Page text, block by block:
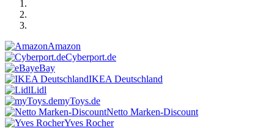
Amazon
Cyberport.de
eBay
IKEA Deutschland
Lidl
myToys.de
Netto Marken-Discount
Yves Rocher